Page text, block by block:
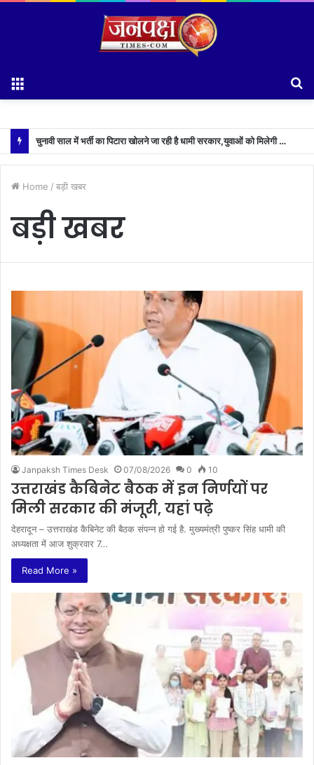
चुनावी साल में भर्ती का पिटारा खोलने जा रही है धामी सरकार,युवाओं को मिलेगी 34 हजार रिकॉर्ड भर्तियों की सौगात
Home / बड़ी खबर
बड़ी खबर
Janpaksh Times Desk 07/08/2026 0 10
उत्तराखंड कैबिनेट बैठक में इन निर्णयों पर
मिली सरकार की मंजूरी, यहां पढ़े
देहरादून – उत्तराखंड कैबिनेट की बैठक संपन्न हो गई है. मुख्यमंत्री पुष्कर सिंह धामी की
अध्यक्षता में आज शुक्रवार 7…
Read More »